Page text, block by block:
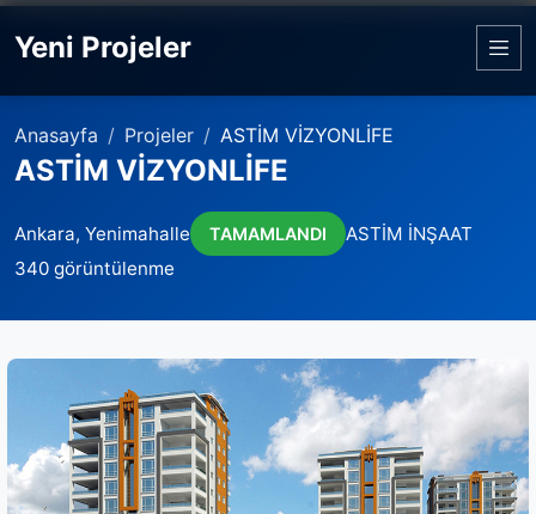
Yeni Projeler
Anasayfa Projeler ASTİM VİZYONLİFE
ASTİM VİZYONLİFE
Ankara, Yenimahalle TAMAMLANDI
ASTİM İNŞAAT
340 görüntülenme